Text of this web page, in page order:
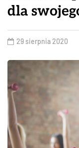
dla
29 sierpnia 2020